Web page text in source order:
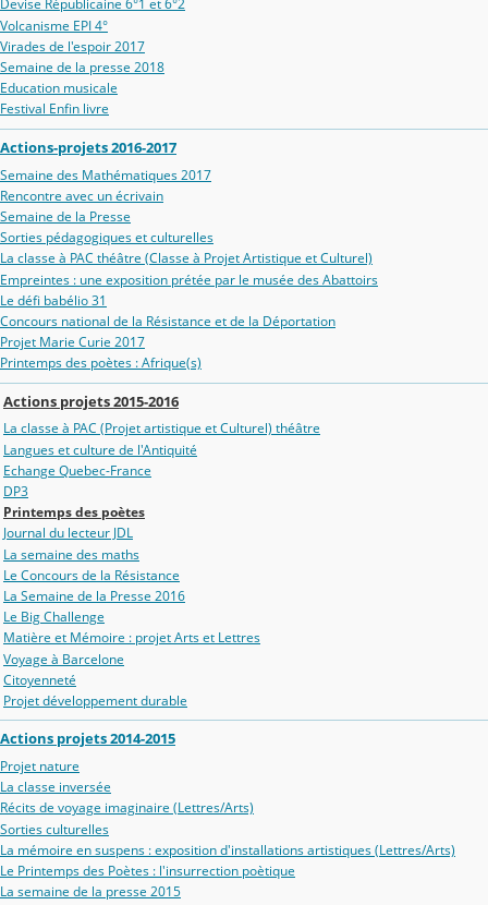
Devise Républicaine 6°1 et 6°2
Volcanisme EPI 4°
Virades de l'espoir 2017
Semaine de la presse 2018
Education musicale
Festival Enfin livre
Actions-projets 2016-2017
Semaine des Mathématiques 2017
Rencontre avec un écrivain
Semaine de la Presse
Sorties pédagogiques et culturelles
La classe à PAC théâtre (Classe à Projet Artistique et Culturel)
Empreintes : une exposition prétée par le musée des Abattoirs
Le défi babélio 31
Concours national de la Résistance et de la Déportation
Projet Marie Curie 2017
Printemps des poètes : Afrique(s)
Actions projets 2015-2016
La classe à PAC (Projet artistique et Culturel) théâtre
Langues et culture de l'Antiquité
Echange Quebec-France
DP3
Printemps des poètes
Journal du lecteur JDL
La semaine des maths
Le Concours de la Résistance
La Semaine de la Presse 2016
Le Big Challenge
Matière et Mémoire : projet Arts et Lettres
Voyage à Barcelone
Citoyenneté
Projet développement durable
Actions projets 2014-2015
Projet nature
La classe inversée
Récits de voyage imaginaire (Lettres/Arts)
Sorties culturelles
La mémoire en suspens : exposition d'installations artistiques (Lettres/Arts)
Le Printemps des Poètes : l'insurrection poètique
La semaine de la presse 2015